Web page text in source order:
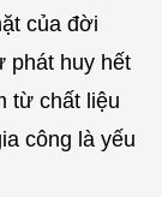
của đời
phát huy hết
từ chất liệu
công là yếu